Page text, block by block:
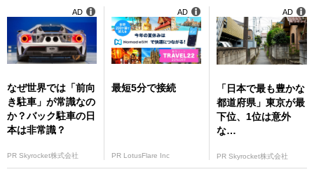
なぜ世界では「前向
き駐車」が常識なの
か？バック駐車の日
本は非常識？
PR Skyrocket株式会社
AD
最短5分で接続
PR LotusFlare Inc
AD
「日本で最も豊かな
都道府県」東京が最
下位、1位は意外
な…
PR Skyrocket株式会社
AD